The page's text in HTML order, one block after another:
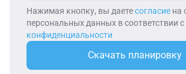
Нажимая кнопку, вы даетесогласие на
персональных данных в соответствии с
конфиденциальности
Скачать планировку